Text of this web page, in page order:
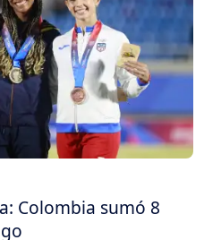
Colombia sumó 8